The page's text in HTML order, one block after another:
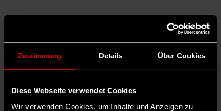
Zustimmung Details Über Cookies
Diese Webseite verwendet Cookies
Wir verwenden Cookies, um Inhalte und Anzeigen zu